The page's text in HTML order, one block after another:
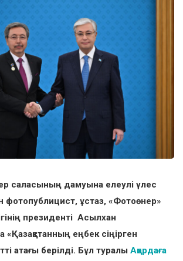
саласының дамуына елеулі үлес
фотопублицист, ұстаз, «Фотоөнер»
президенті Асылхан
еңбек сіңірген
атағы берілді. Бұл туралы Ақордаға